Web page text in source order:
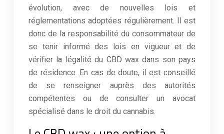
évolution, avec de nouvelles lois et
réglementations adoptées régulièrement. Il est
donc de la responsabilité du consommateur de
se tenir informé des lois en vigueur et de
vérifier la légalité du CBD wax dans son pays
de résidence. En cas de doute, il est conseillé
de se renseigner auprès des autorités
compétentes ou de consulter un avocat
spécialisé dans le droit du cannabis.